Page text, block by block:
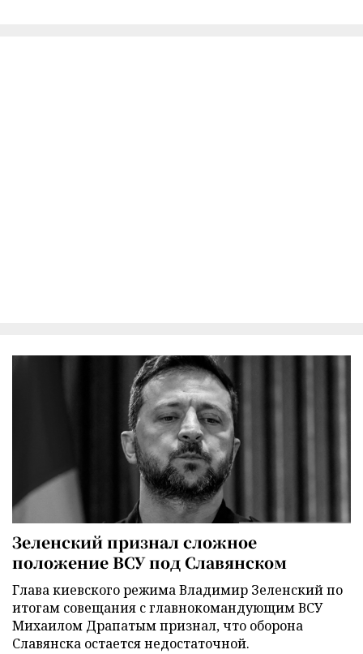
Зеленский признал сложное
положение ВСУ под Славянском
Глава киевского режима Владимир Зеленский по
итогам совещания с главнокомандующим ВСУ
Михаилом Драпатым признал, что оборона
Славянска остается недостаточной.